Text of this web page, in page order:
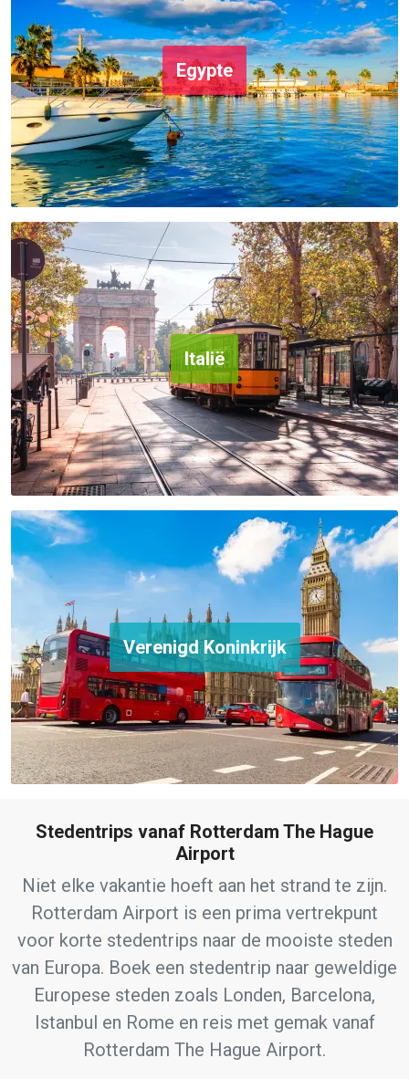
Egypte
Italië
Verenigd Koninkrijk
Stedentrips vanaf Rotterdam The Hague
Airport
Niet elke vakantie hoeft aan het strand te zijn.
Rotterdam Airport is een prima vertrekpunt
voor korte stedentrips naar de mooiste steden
van Europa. Boek een stedentrip naar geweldige
Europese steden zoals Londen, Barcelona,
Istanbul en Rome en reis met gemak vanaf
Rotterdam The Hague Airport.